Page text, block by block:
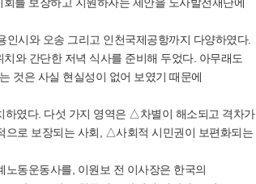
시와 오송 그리고 인천국제공항까지 다양하였다.
와 간단한 저녁 식사를 준비해 두었다. 아무래도
것은 사실 현실성이 없어 보였기 때문에
하였다. 다섯 가지 영역은 △차별이 해소되고 격차가
로 보장되는 사회, △사회적 시민권이 보편화되는
동운동사를, 이원보 전 이사장은 한국의